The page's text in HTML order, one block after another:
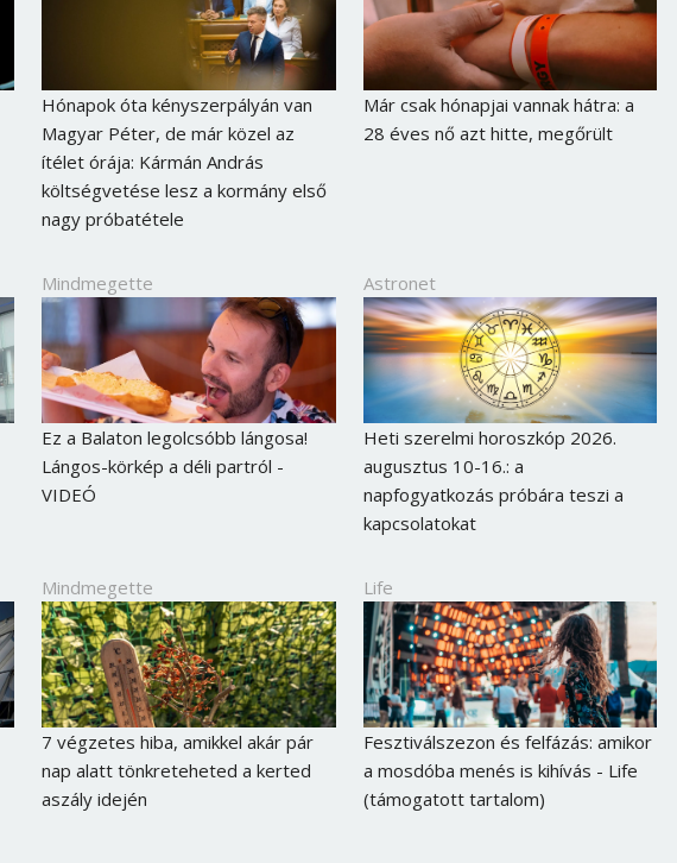
Hónapok óta kényszerpályán van
Magyar Péter, de már közel az
ítélet órája: Kármán András
költségvetése lesz a kormány első
nagy próbatétele
Már csak hónapjai vannak hátra: a
28 éves nő azt hitte, megőrült
Mindmegette
Ez a Balaton legolcsóbb lángosa!
Lángos-körkép a déli partról -
VIDEÓ
Astronet
Heti szerelmi horoszkóp 2026.
augusztus 10-16.: a
napfogyatkozás próbára teszi a
kapcsolatokat
Mindmegette
7 végzetes hiba, amikkel akár pár
nap alatt tönkreteheted a kerted
aszály idején
Life
Fesztiválszezon és felfázás: amikor
a mosdóba menés is kihívás - Life
(támogatott tartalom)